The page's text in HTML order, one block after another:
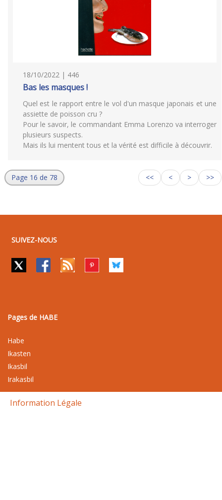
18/10/2022 | 446
Bas les masques !
Quel est le rapport entre le vol d'un masque japonais et une
assiette de poisson cru ?
Pour le savoir, le commandant Emma Lorenzo va interroger
plusieurs suspects.
Mais ils lui mentent tous et la vérité est difficile à découvrir.
Page 16 de 78 << < > >>
SUIVEZ-NOUS
Pages de HABE
Habe
Ikasten
Ikasbil
Irakasbil
Information Légale